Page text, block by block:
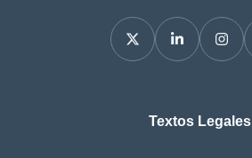
Textos Legales